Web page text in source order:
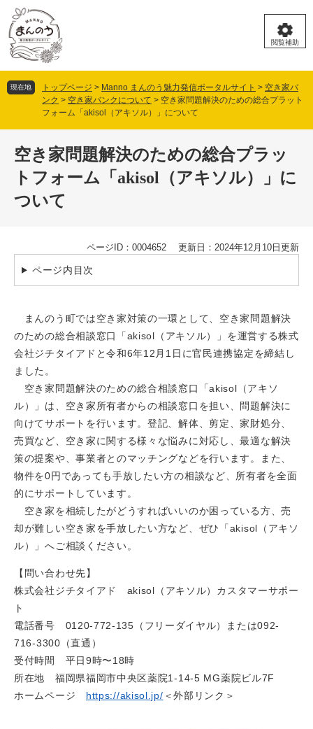
ジ
頭
で
ュ
飛
ば
閲覧補助
現在地 トップページ > Manno まんのう魅力発信ポータルサイト > 空き家バ
ンク > 空き家バンクについて > 空き家問題解決のための総合プラット
フォーム「akisol（アキソル）」について
空き家問題解決のための総合プラッ
トフォーム「akisol（アキソル）」に
ついて
ページID：0004652 更新日：2024年12月10日更新
ページ内目次
まんのう町では空き家対策の一環として、空き家問題解決
のための総合相談窓口「akisol（アキソル）」を運営する株式
会社ジチタイアドと令和6年12月1日に官民連携協定を締結し
ました。
空き家問題解決のための総合相談窓口「akisol（アキソ
ル）」は、空き家所有者からの相談窓口を担い、問題解決に
向けてサポートを行います。登記、解体、剪定、家財処分、
売買など、空き家に関する様々な悩みに対応し、最適な解決
策の提案や、事業者とのマッチングなどを行います。また、
物件を0円であっても手放したい方の相談など、所有者を全面
的にサポートしています。
空き家を相続したがどうすればいいのか困っている方、売
却が難しい空き家を手放したい方など、ぜひ「akisol（アキソ
ル）」へご相談ください。
【問い合わせ先】
株式会社ジチタイアド akisol（アキソル）カスタマーサポー
ト
電話番号 0120-772-135（フリーダイヤル）または092-
716-3300（直通）
受付時間 平日9時〜18時
所在地 福岡県福岡市中央区薬院1-14-5 MG薬院ビル7F
ホームページ https://akisol.jp/ ＜外部リンク＞